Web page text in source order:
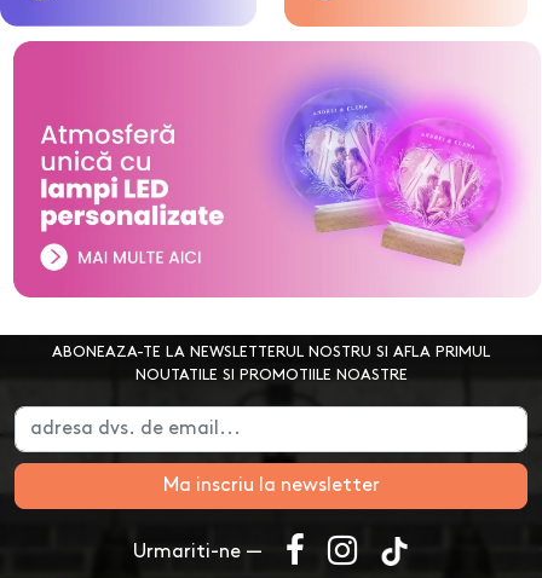
ABONEAZA-TE LA NEWSLETTERUL NOSTRU SI AFLA PRIMUL
NOUTATILE SI PROMOTIILE NOASTRE
Ma inscriu la newsletter
Urmariti-ne —